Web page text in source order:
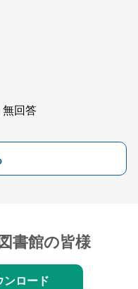
無回答
書館の皆様
ンロード